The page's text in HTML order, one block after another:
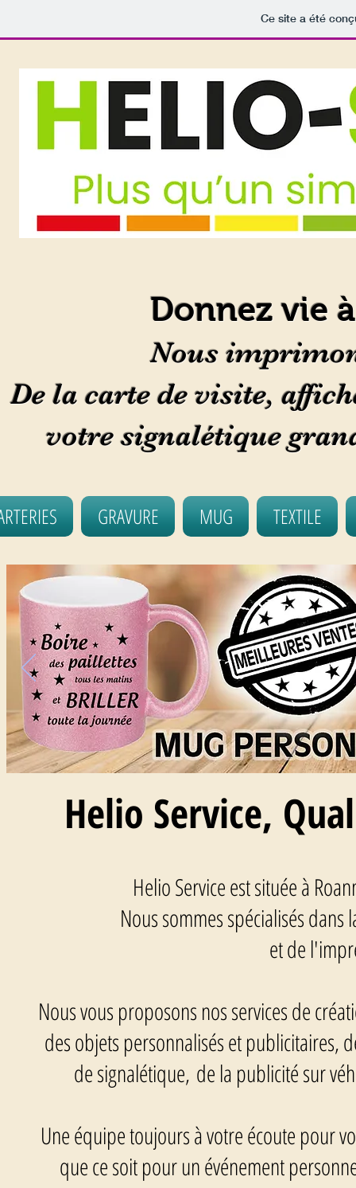
Ce site a été
Donnez vie
Nous
De la carte de visite,
votre signalétique
GRAVURE MUG TEXTILE
Helio Service,
Helio Service est située à
Nous sommes spécialisés
et de
Nous vous proposons nos services de
des objets personnalisés et publicitaires,
de signalétique, de la publicité sur
Une équipe toujours à votre écoute pour
que ce soit pour un événement